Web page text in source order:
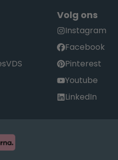
Volg ons
Instagram
Facebook
Pinterest
Youtube
LinkedIn